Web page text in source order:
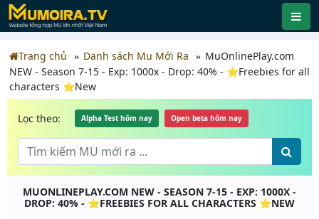
Trang chủ Danh sách Mu Mới Ra
MuOnlinePlay.com
NEW - Season 7-15 - Exp: 1000x - Drop: 40% - ⭐️Freebies for all
characters ⭐️New
Lọc theo: Alpha Test hôm nay Open beta hôm nay
MUONLINEPLAY.COM NEW - SEASON 7-15 - EXP: 1000X -
DROP: 40% - ⭐️FREEBIES FOR ALL CHARACTERS ⭐️NEW